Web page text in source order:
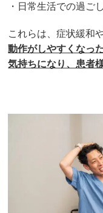
・日常生活での過ご
これらは、症状緩和
動作がしやすくなっ
気持ちになり、患者